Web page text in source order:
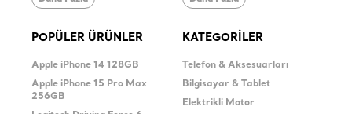
POPÜLER ÜRÜNLER
Apple iPhone 14 128GB
Apple iPhone 15 Pro Max
256GB
KATEGORİLER
Telefon & Aksesuarları
Bilgisayar & Tablet
Elektrikli Motor